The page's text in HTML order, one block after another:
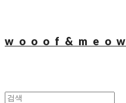
wooof&meow